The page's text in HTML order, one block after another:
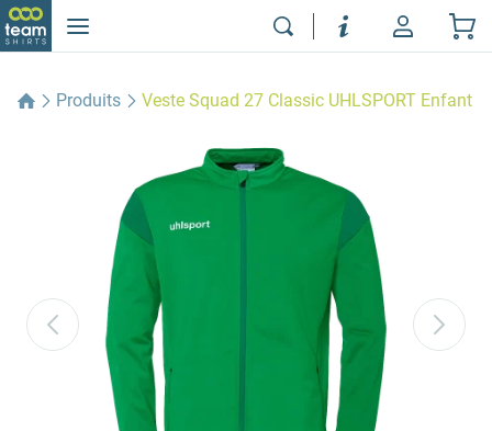
Produits Veste Squad 27 Classic UHLSPORT Enfant